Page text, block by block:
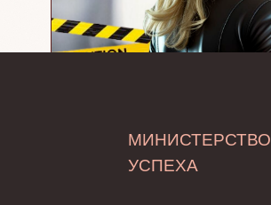
МИНИСТЕРСТВО
УСПЕХА